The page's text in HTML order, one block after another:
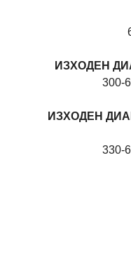
ИЗХОДЕН
300-
ИЗХОДЕН
330-